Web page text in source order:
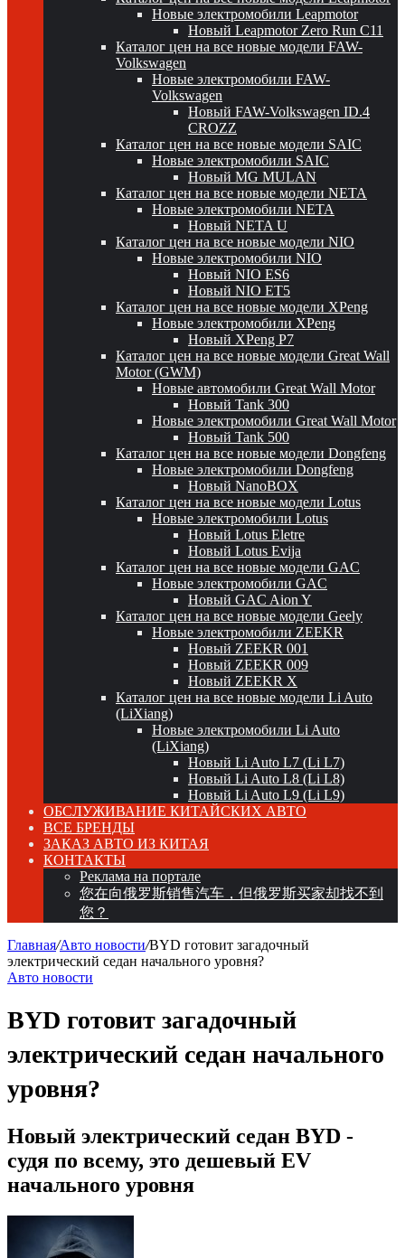
Новые электромобили Leapmotor
Новый Leapmotor Zero Run C11
Каталог цен на все новые модели FAW-
Volkswagen
Новые электромобили FAW-
Volkswagen
Новый FAW-Volkswagen ID.4
CROZZ
Каталог цен на все новые модели SAIC
Новые электромобили SAIC
Новый MG MULAN
Каталог цен на все новые модели NETA
Новые электромобили NETA
Новый NETA U
Каталог цен на все новые модели NIO
Новые электромобили NIO
Новый NIO ES6
Новый NIO ET5
Каталог цен на все новые модели XPeng
Новые электромобили XPeng
Новый XPeng P7
Каталог цен на все новые модели Great Wall
Motor (GWM)
Новые автомобили Great Wall Motor
Новый Tank 300
Новые электромобили Great Wall Motor
Новый Tank 500
Каталог цен на все новые модели Dongfeng
Новые электромобили Dongfeng
Новый NanoBOX
Каталог цен на все новые модели Lotus
Новые электромобили Lotus
Новый Lotus Eletre
Новый Lotus Evija
Каталог цен на все новые модели GAC
Новые электромобили GAC
Новый GAC Aion Y
Каталог цен на все новые модели Geely
Новые электромобили ZEEKR
Новый ZEEKR 001
Новый ZEEKR 009
Новый ZEEKR X
Каталог цен на все новые модели Li Auto
(LiXiang)
Новые электромобили Li Auto
(LiXiang)
Новый Li Auto L7 (Li L7)
Новый Li Auto L8 (Li L8)
Новый Li Auto L9 (Li L9)
ОБСЛУЖИВАНИЕ КИТАЙСКИХ АВТО
ВСЕ БРЕНДЫ
ЗАКАЗ АВТО ИЗ КИТАЯ
КОНТАКТЫ
Реклама на портале
您在向俄罗斯销售汽车，但俄罗斯买家却找不到
您？
Главная/Авто новости/BYD готовит загадочный
электрический седан начального уровня?
Авто новости
BYD готовит загадочный
электрический седан начального
уровня?
Новый электрический седан BYD -
судя по всему, это дешевый EV
начального уровня